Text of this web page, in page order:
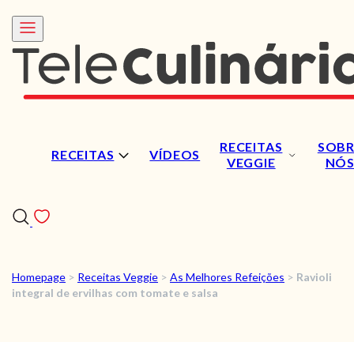
RECEITAS VÍDEOS
RECEITAS
VEGGIE
NÓS
RECEITAS
Homepage > Receitas Veggie > As Melhores Refeições > Ravioli
integral de ervilhas com tomate e salsa